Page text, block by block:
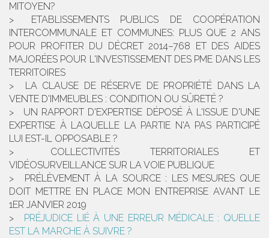
MITOYEN?
ETABLISSEMENTS PUBLICS DE COOPÉRATION
INTERCOMMUNALE ET COMMUNES: PLUS QUE 2 ANS
POUR PROFITER DU DÉCRET 2014–768 ET DES AIDES
MAJORÉES POUR L'INVESTISSEMENT DES PME DANS LES
TERRITOIRES
LA CLAUSE DE RÉSERVE DE PROPRIÉTÉ DANS LA
VENTE D'IMMEUBLES : CONDITION OU SÛRETÉ ?
UN RAPPORT D'EXPERTISE DÉPOSÉ À L'ISSUE D'UNE
EXPERTISE À LAQUELLE LA PARTIE N'A PAS PARTICIPÉ
LUI EST-IL OPPOSABLE ?
COLLECTIVITÉS TERRITORIALES ET
VIDÉOSURVEILLANCE SUR LA VOIE PUBLIQUE
PRÉLÈVEMENT À LA SOURCE : LES MESURES QUE
DOIT METTRE EN PLACE MON ENTREPRISE AVANT LE
1ER JANVIER 2019
PRÉJUDICE LIÉ À UNE ERREUR MÉDICALE : QUELLE
EST LA MARCHE À SUIVRE ?